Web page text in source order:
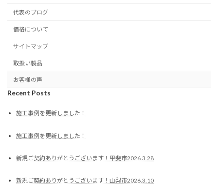
代表のブログ
価格について
サイトマップ
取扱い製品
お客様の声
Recent Posts
施工事例を更新しました！
施工事例を更新しました！
新規ご契約ありがとうございます！甲斐市2026.3.28
新規ご契約ありがとうございます！山梨市2026.3.10